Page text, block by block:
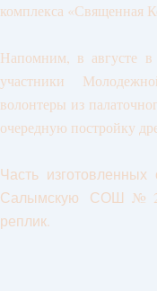
комплекса «Священная
Напомним, в августе
участники
волонтеры из
очередную постройку
Часть
Салымскую СОШ№2
реплик.